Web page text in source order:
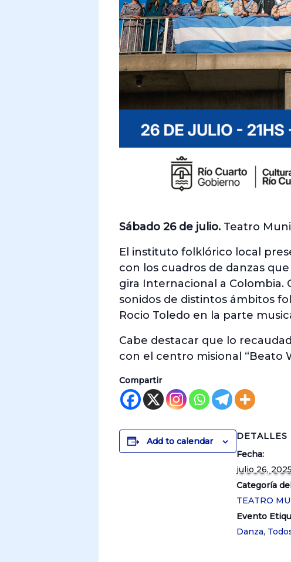
Sábado 26 de julio. Teatro
El instituto folklórico local
con los cuadros de danzas
gira Internacional a Colombia.
sonidos de distintos ámbitos
Rocio Toledo en la parte
Cabe destacar que lo
con el centro misional “Beato
Compartir
Add to calendar
DETALLES
Fecha:
julio 26, 2025
Categoría
TEATRO
Evento
Danza,